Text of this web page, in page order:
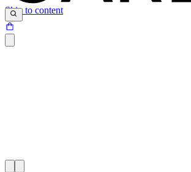
Skip to content